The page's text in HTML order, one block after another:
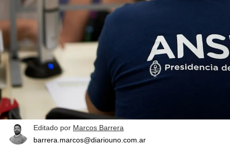
Editado por Marcos Barrera
barrera.marcos@diariouno.com.ar